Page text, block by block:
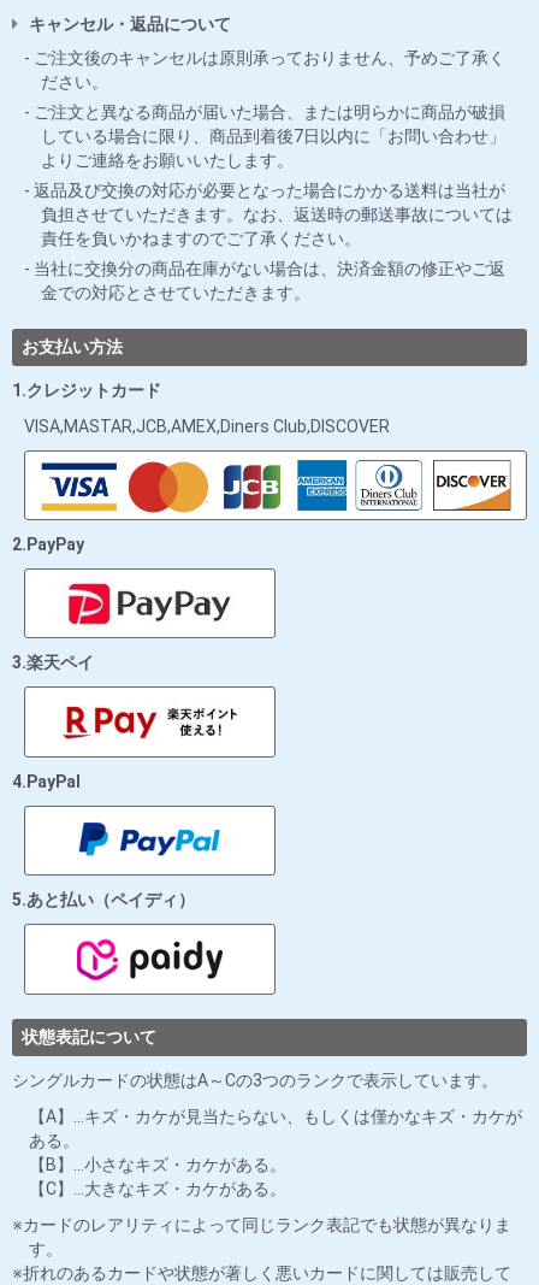
キャンセル・返品について
ご注文後のキャンセルは原則承っておりません、予めご了承く
ださい。
ご注文と異なる商品が届いた場合、または明らかに商品が破損
している場合に限り、商品到着後7日以内に「お問い合わせ」
よりご連絡をお願いいたします。
返品及び交換の対応が必要となった場合にかかる送料は当社が
負担させていただきます。なお、返送時の郵送事故については
責任を負いかねますのでご了承ください。
当社に交換分の商品在庫がない場合は、決済金額の修正やご返
金での対応とさせていただきます。
お支払い方法
1.クレジットカード
VISA,MASTAR,JCB,AMEX,Diners Club,DISCOVER
2.PayPay
3.楽天ペイ
4.PayPal
5.あと払い（ペイディ）
状態表記について
シングルカードの状態はA～Cの3つのランクで表示しています。
【A】…キズ・カケが見当たらない、もしくは僅かなキズ・カケが
ある。
【B】…小さなキズ・カケがある。
【C】…大きなキズ・カケがある。
カードのレアリティによって同じランク表記でも状態が異なりま
す。
折れのあるカードや状態が著しく悪いカードに関しては販売して